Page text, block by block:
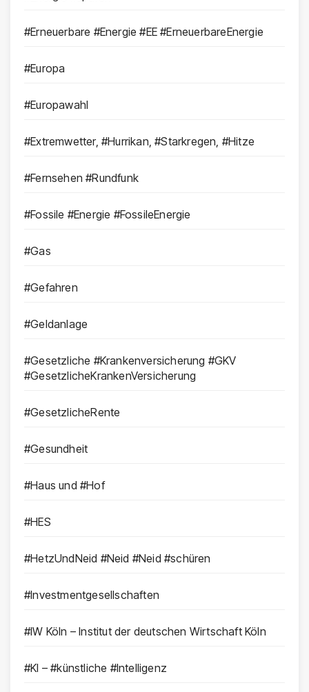
#Erneuerbare #Energie #EE #ErneuerbareEnergie
#Europa
#Europawahl
#Extremwetter, #Hurrikan, #Starkregen, #Hitze
#Fernsehen #Rundfunk
#Fossile #Energie #FossileEnergie
#Gas
#Gefahren
#Geldanlage
#Gesetzliche #Krankenversicherung #GKV
#GesetzlicheKrankenVersicherung
#GesetzlicheRente
#Gesundheit
#Haus und #Hof
#HES
#HetzUndNeid #Neid #Neid #schüren
#Investmentgesellschaften
#IW Köln – Institut der deutschen Wirtschaft Köln
#KI – #künstliche #Intelligenz